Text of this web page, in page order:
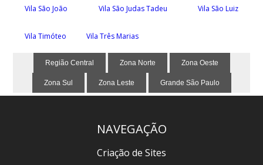
Vila São João Vila São Judas Tadeu Vila São Luiz
Vila Timóteo Vila Três Marias
Região Central Zona Norte Zona Oeste
Zona Sul Zona Leste Grande São Paulo
NAVEGAÇÃO
Criação de Sites